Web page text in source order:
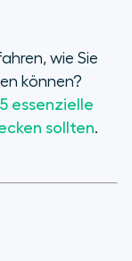
wie Sie
können?
5 essenzielle
sollten.